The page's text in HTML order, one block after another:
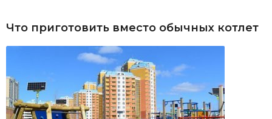
Что приготовить вместо обычных котлет